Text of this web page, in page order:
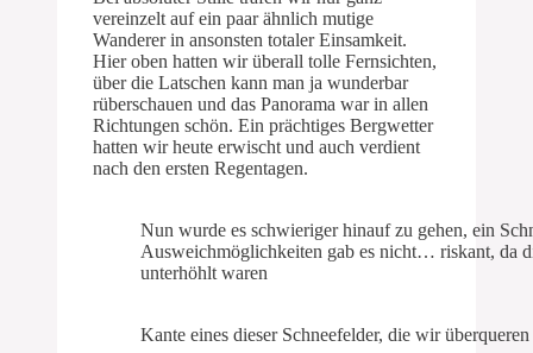
vereinzelt auf ein paar ähnlich mutige
Wanderer in ansonsten totaler Einsamkeit.
Hier oben hatten wir überall tolle Fernsichten,
über die Latschen kann man ja wunderbar
rüberschauen und das Panorama war in allen
Richtungen schön. Ein prächtiges Bergwetter
hatten wir heute erwischt und auch verdient
nach den ersten Regentagen.
Nun wurde es schwieriger hinauf zu gehen, ein
Ausweichmöglichkeiten gab es nicht… riskant, da
unterhöhlt waren
Kante eines dieser Schneefelder, die wir überqueren